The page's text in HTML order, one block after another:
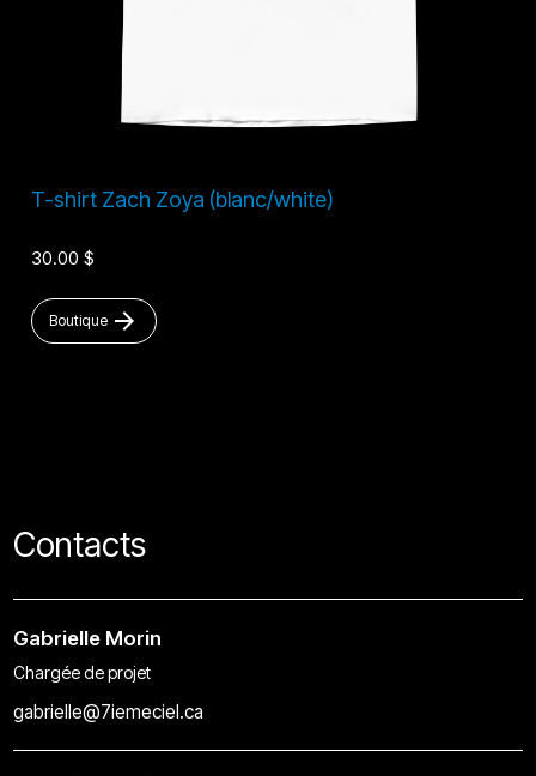
T-shirt Zach Zoya (blanc/white)
30.00 $
Boutique arrow_forward
Contacts
Gabrielle Morin
Chargée de projet
gabrielle@7iemeciel.ca